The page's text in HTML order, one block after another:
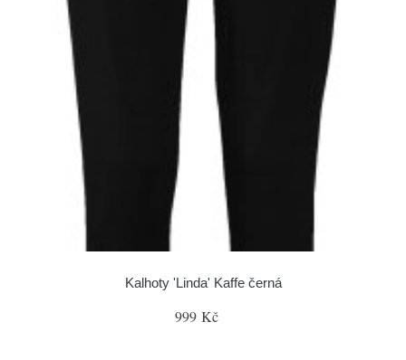
Kalhoty 'Linda' Kaffe černá
999 Kč